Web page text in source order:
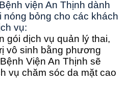
viện An Thịnh dành
bỏng cho các khách
vụ:
gói dịch vụ quản lý thai,
vô sinh bằng phương
Viện An Thịnh sẽ
vụ chăm sóc da mặt cao